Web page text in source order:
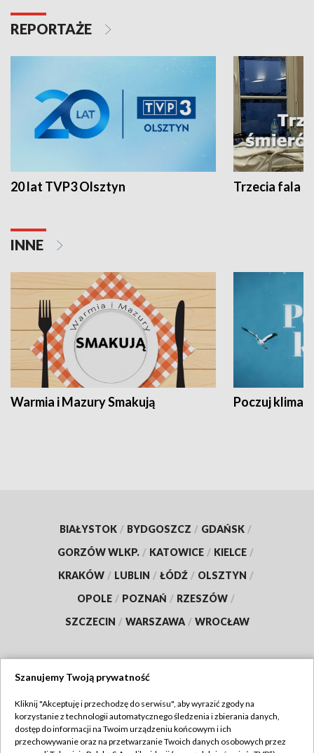
REPORTAŻE
20 lat TVP3 Olsztyn Trzecia fala -
INNE
Warmia i Mazury Smakują Poczuj klimat
BIAŁYSTOK / BYDGOSZCZ / GDAŃSK /
GORZÓW WLKP. / KATOWICE / KIELCE /
KRAKÓW / LUBLIN / ŁÓDŹ / OLSZTYN /
OPOLE / POZNAŃ / RZESZÓW /
SZCZECIN / WARSZAWA / WROCŁAW
TVP
Abonament TVP
Regulamin TVP
Szanujemy Twoją prywatność
Kliknij "Akceptuję i przechodzę do serwisu", aby wyrazić zgody na
korzystanie z technologii automatycznego śledzenia i zbierania danych,
dostęp do informacji na Twoim urządzeniu końcowym i ich
przechowywanie oraz na przetwarzanie Twoich danych osobowych przez